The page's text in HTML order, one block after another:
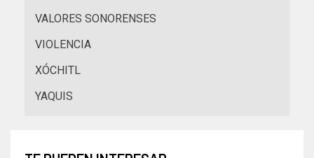
VALORES SONORENSES
VIOLENCIA
XÓCHITL
YAQUIS